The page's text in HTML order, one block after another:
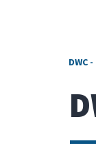
DWC